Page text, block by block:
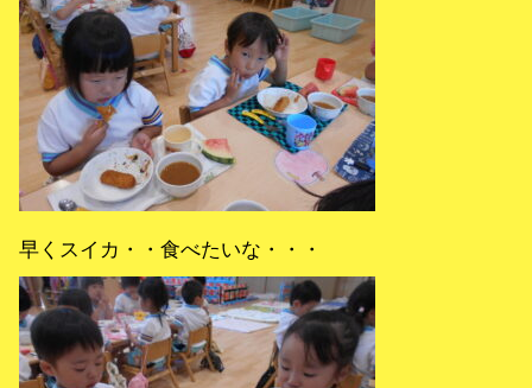
早くスイカ・・食べたいな・・・